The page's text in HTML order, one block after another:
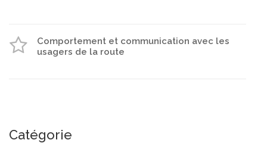
Comportement et communication avec les
usagers de la route
Catégorie